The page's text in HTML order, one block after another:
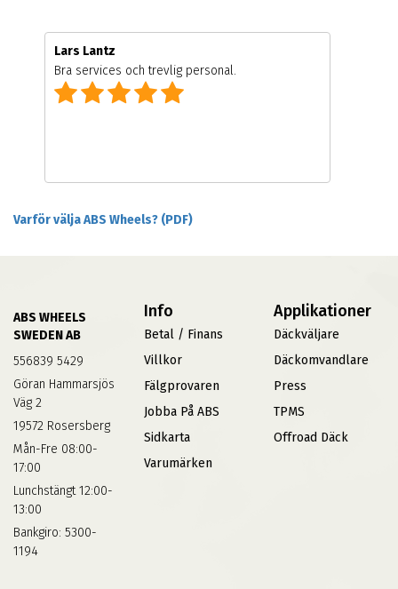
Lars Lantz
Bra services och trevlig personal.
Varför välja ABS Wheels? (PDF)
ABS WHEELS
SWEDEN AB
556839 5429
Göran Hammarsjös
Väg 2
19572 Rosersberg
Mån-Fre 08:00-
17:00
Lunchstängt 12:00-
13:00
Bankgiro: 5300-
1194
Info
Betal / Finans
Villkor
Fälgprovaren
Jobba På ABS
Sidkarta
Varumärken
Applikationer
Däckväljare
Däckomvandlare
Press
TPMS
Offroad Däck